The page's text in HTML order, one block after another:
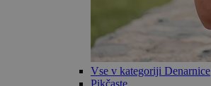
Vse v kategoriji Denarnice